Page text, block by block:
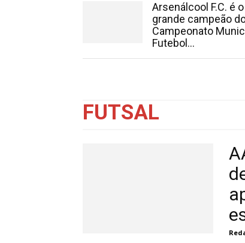
Arsenálcool F.C. é o
grande campeão
Campeonato
Futebol...
FUTSAL